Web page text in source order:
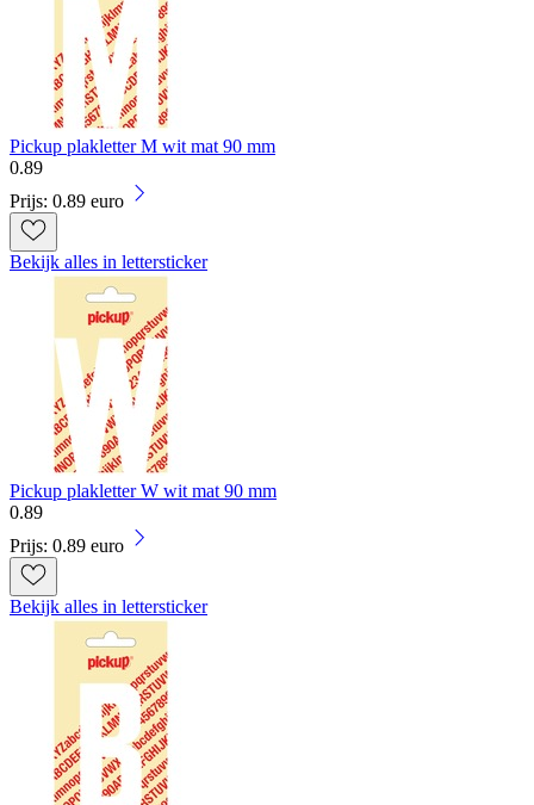
Pickup plakletter M wit mat 90 mm
0.89
Prijs: 0.89 euro
Bekijk alles in lettersticker
Pickup plakletter W wit mat 90 mm
0.89
Prijs: 0.89 euro
Bekijk alles in lettersticker